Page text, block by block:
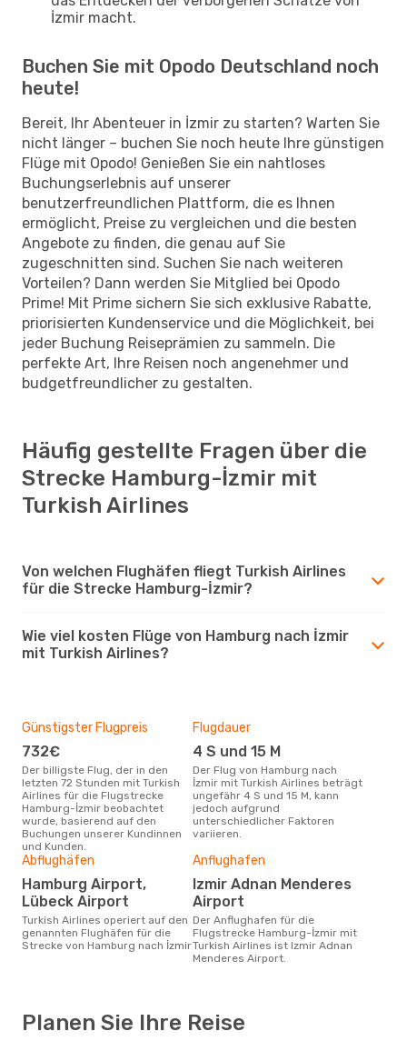
İzmir macht.
Buchen Sie mit Opodo Deutschland noch
heute!
Bereit, Ihr Abenteuer in İzmir zu starten? Warten Sie
nicht länger – buchen Sie noch heute Ihre günstigen
Flüge mit Opodo! Genießen Sie ein nahtloses
Buchungserlebnis auf unserer
benutzerfreundlichen Plattform, die es Ihnen
ermöglicht, Preise zu vergleichen und die besten
Angebote zu finden, die genau auf Sie
zugeschnitten sind. Suchen Sie nach weiteren
Vorteilen? Dann werden Sie Mitglied bei Opodo
Prime! Mit Prime sichern Sie sich exklusive Rabatte,
priorisierten Kundenservice und die Möglichkeit, bei
jeder Buchung Reiseprämien zu sammeln. Die
perfekte Art, Ihre Reisen noch angenehmer und
budgetfreundlicher zu gestalten.
Häufig gestellte Fragen über die
Strecke Hamburg-İzmir mit
Turkish Airlines
Von welchen Flughäfen fliegt Turkish Airlines
für die Strecke Hamburg-İzmir?
Wie viel kosten Flüge von Hamburg nach İzmir
mit Turkish Airlines?
Günstigster Flugpreis
732€
Der billigste Flug, der in den
letzten 72 Stunden mit Turkish
Airlines für die Flugstrecke
Hamburg-İzmir beobachtet
wurde, basierend auf den
Buchungen unserer Kundinnen
und Kunden.
Flugdauer
4 S und 15 M
Der Flug von Hamburg nach
İzmir mit Turkish Airlines beträgt
ungefähr 4 S und 15 M, kann
jedoch aufgrund
unterschiedlicher Faktoren
variieren.
Abflughäfen
Hamburg Airport,
Lübeck Airport
Turkish Airlines operiert auf den
genannten Flughäfen für die
Strecke von Hamburg nach İzmir
Anflughafen
Izmir Adnan Menderes
Airport
Der Anflughafen für die
Flugstrecke Hamburg-İzmir mit
Turkish Airlines ist Izmir Adnan
Menderes Airport.
Planen Sie Ihre Reise